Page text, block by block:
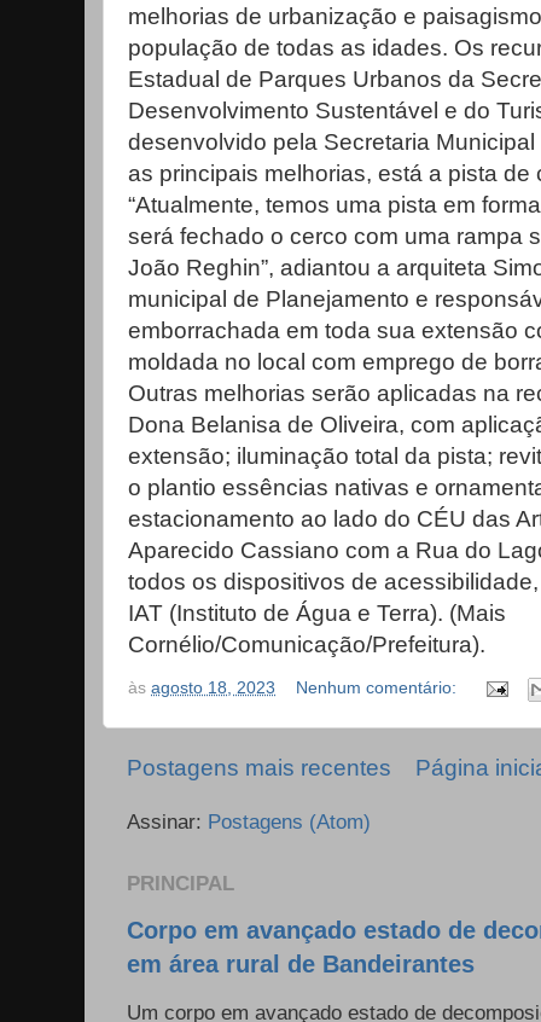
melhorias de urbanização e
população de todas as idades. Os
Estadual de Parques Urbanos da
Desenvolvimento Sustentável e do
desenvolvido pela Secretaria
as principais melhorias, está a pista
“Atualmente, temos uma pista em
será fechado o cerco com uma rampa
João Reghin”, adiantou a arquiteta
municipal de Planejamento e
emborrachada em toda sua extensão
moldada no local com emprego de
Outras melhorias serão aplicadas na
Dona Belanisa de Oliveira, com
extensão; iluminação total da pista;
o plantio essências nativas e
estacionamento ao lado do CÉU das
Aparecido Cassiano com a Rua do
todos os dispositivos de
IAT (Instituto de Água e Terra). (Mais
Cornélio/Comunicação/Prefeitura).
às agosto 18, 2023 Nenhum comentário:
Postagens mais recentes Página
Assinar: Postagens (Atom)
PRINCIPAL
Corpo em avançado estado de
em área rural de Bandeirantes
Um corpo em avançado estado de